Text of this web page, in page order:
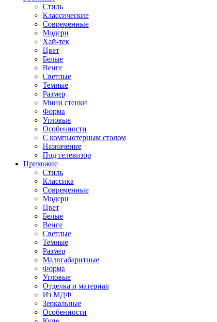
Стиль
Классические
Современные
Модерн
Хай-тек
Цвет
Белые
Венге
Светлые
Темные
Размер
Мини стенки
Форма
Угловые
Особенности
С компьютерным столом
Назначение
Под телевизор
Прихожие
Стиль
Классика
Современные
Модерн
Цвет
Белые
Венге
Светлые
Темные
Размер
Малогабаритные
Форма
Угловые
Отделка и материал
Из МДФ
Зеркальные
Особенности